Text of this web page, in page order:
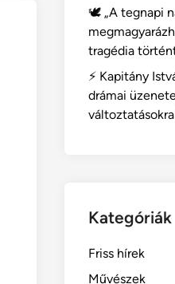
🕊️ „A tegnapi
tragédia
⚡ Kapitány
drámai
Kategóriák
Friss hírek
Művészek